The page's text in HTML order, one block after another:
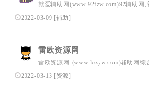
就爱辅助网(www.92fzw.com)92辅助网,
网刚更新最优志的游戏助手,每日发布超
2022-03-09 [辅助]
雷欧资源网
雷欧资源网-(www.lozyw.com)辅助网综
集全网刚更新最优志的游戏助手,每日发
2022-03-13 [资源]